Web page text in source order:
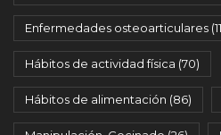
Enfermedades osteoarticulares
Hábitos de actividad física (70)
Hábitos de alimentación (86)